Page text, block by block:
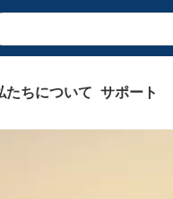
たちについて サポート